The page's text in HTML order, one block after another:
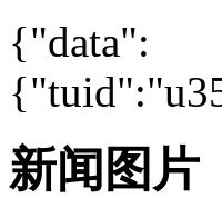
{"data":
新闻图片